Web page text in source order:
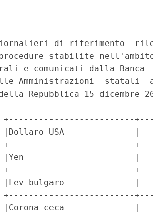
di riferimento
stabilite
e comunicati dalla
Amministrazioni  statali
Repubblica 15 dicembre
+-------------------------
|Dollaro USA              |
+-------------------------
|Yen                      |
+-------------------------
|Lev bulgaro              |
+-------------------------
|Corona ceca              |